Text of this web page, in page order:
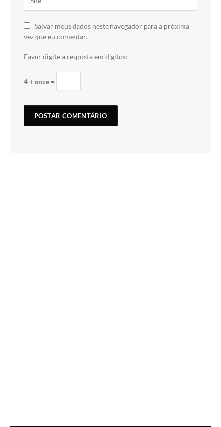
Salvar meus dados neste navegador para a próxima
vez que eu comentar.
Favor digite a resposta em dígitos:
4 + onze =